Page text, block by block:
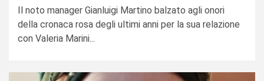
Il noto manager Gianluigi Martino balzato agli onori
della cronaca rosa degli ultimi anni per la sua relazione
con Valeria Marini...